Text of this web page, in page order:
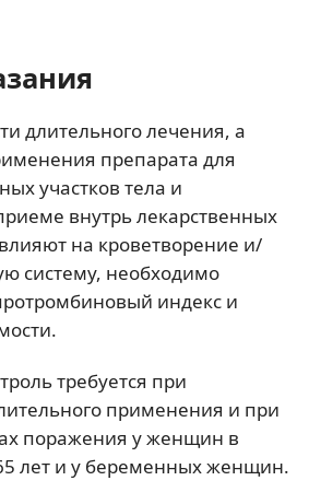
длительного лечения, а
препарата для
участков тела и
внутрь лекарственных
на кроветворение и/
систему, необходимо
индекс и
требуется при
применения и при
поражения у женщин в
лет и у беременных женщин.